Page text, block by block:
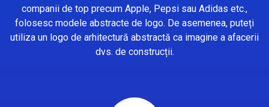
companii de top precum Apple, Pepsi sau Adidas etc.,
folosesc modele abstracte de logo. De asemenea, puteți
utiliza un logo de arhitectură abstractă ca imagine a afacerii
dvs. de construcții.